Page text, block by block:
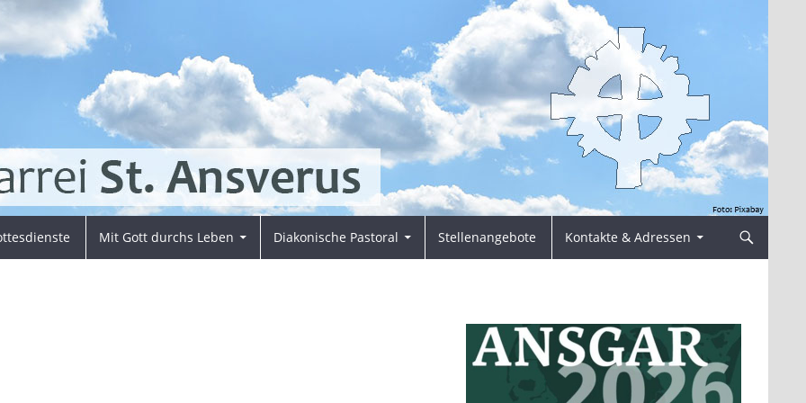
Mit Gott durchs Leben Diakonische Pastoral Stellenangebote Kontakte & Adressen